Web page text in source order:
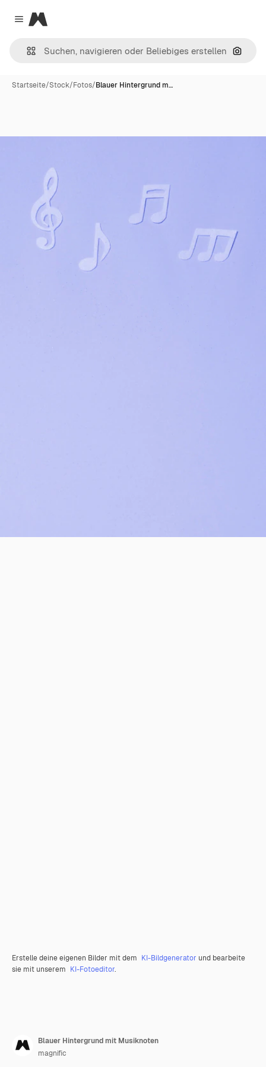
Close menu
Magnific
Nach
Startseite/Stock/Fotos/Blauer Hintergrund m…
Erstelle deine eigenen Bilder mit dem KI-Bildgenerator und bearbeite
sie mit unserem KI-Fotoeditor.
Blauer Hintergrund mit Musiknoten
magnific